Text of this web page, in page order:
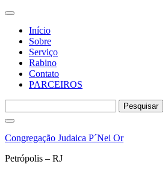
Início
Sobre
Serviço
Rabino
Contato
PARCEIROS
por:
Pular
o
Congregação Judaica P´Nei Or
Petrópolis – RJ